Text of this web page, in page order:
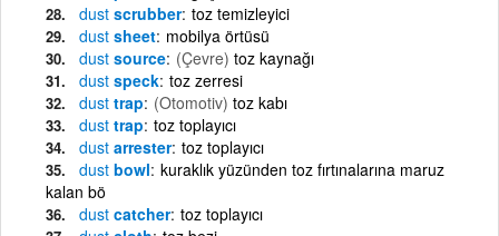
dust scrubber toz temizleyici
dust sheet mobilya örtüsü
dust source (Çevre) toz kaynağı
dust speck toz zerresi
dust trap (Otomotiv) toz kabı
dust trap toz toplayıcı
dust arrester toz toplayıcı
dust bowl kuraklık yüzünden toz fırtınalarına maruz
kalan bö
dust catcher toz toplayıcı